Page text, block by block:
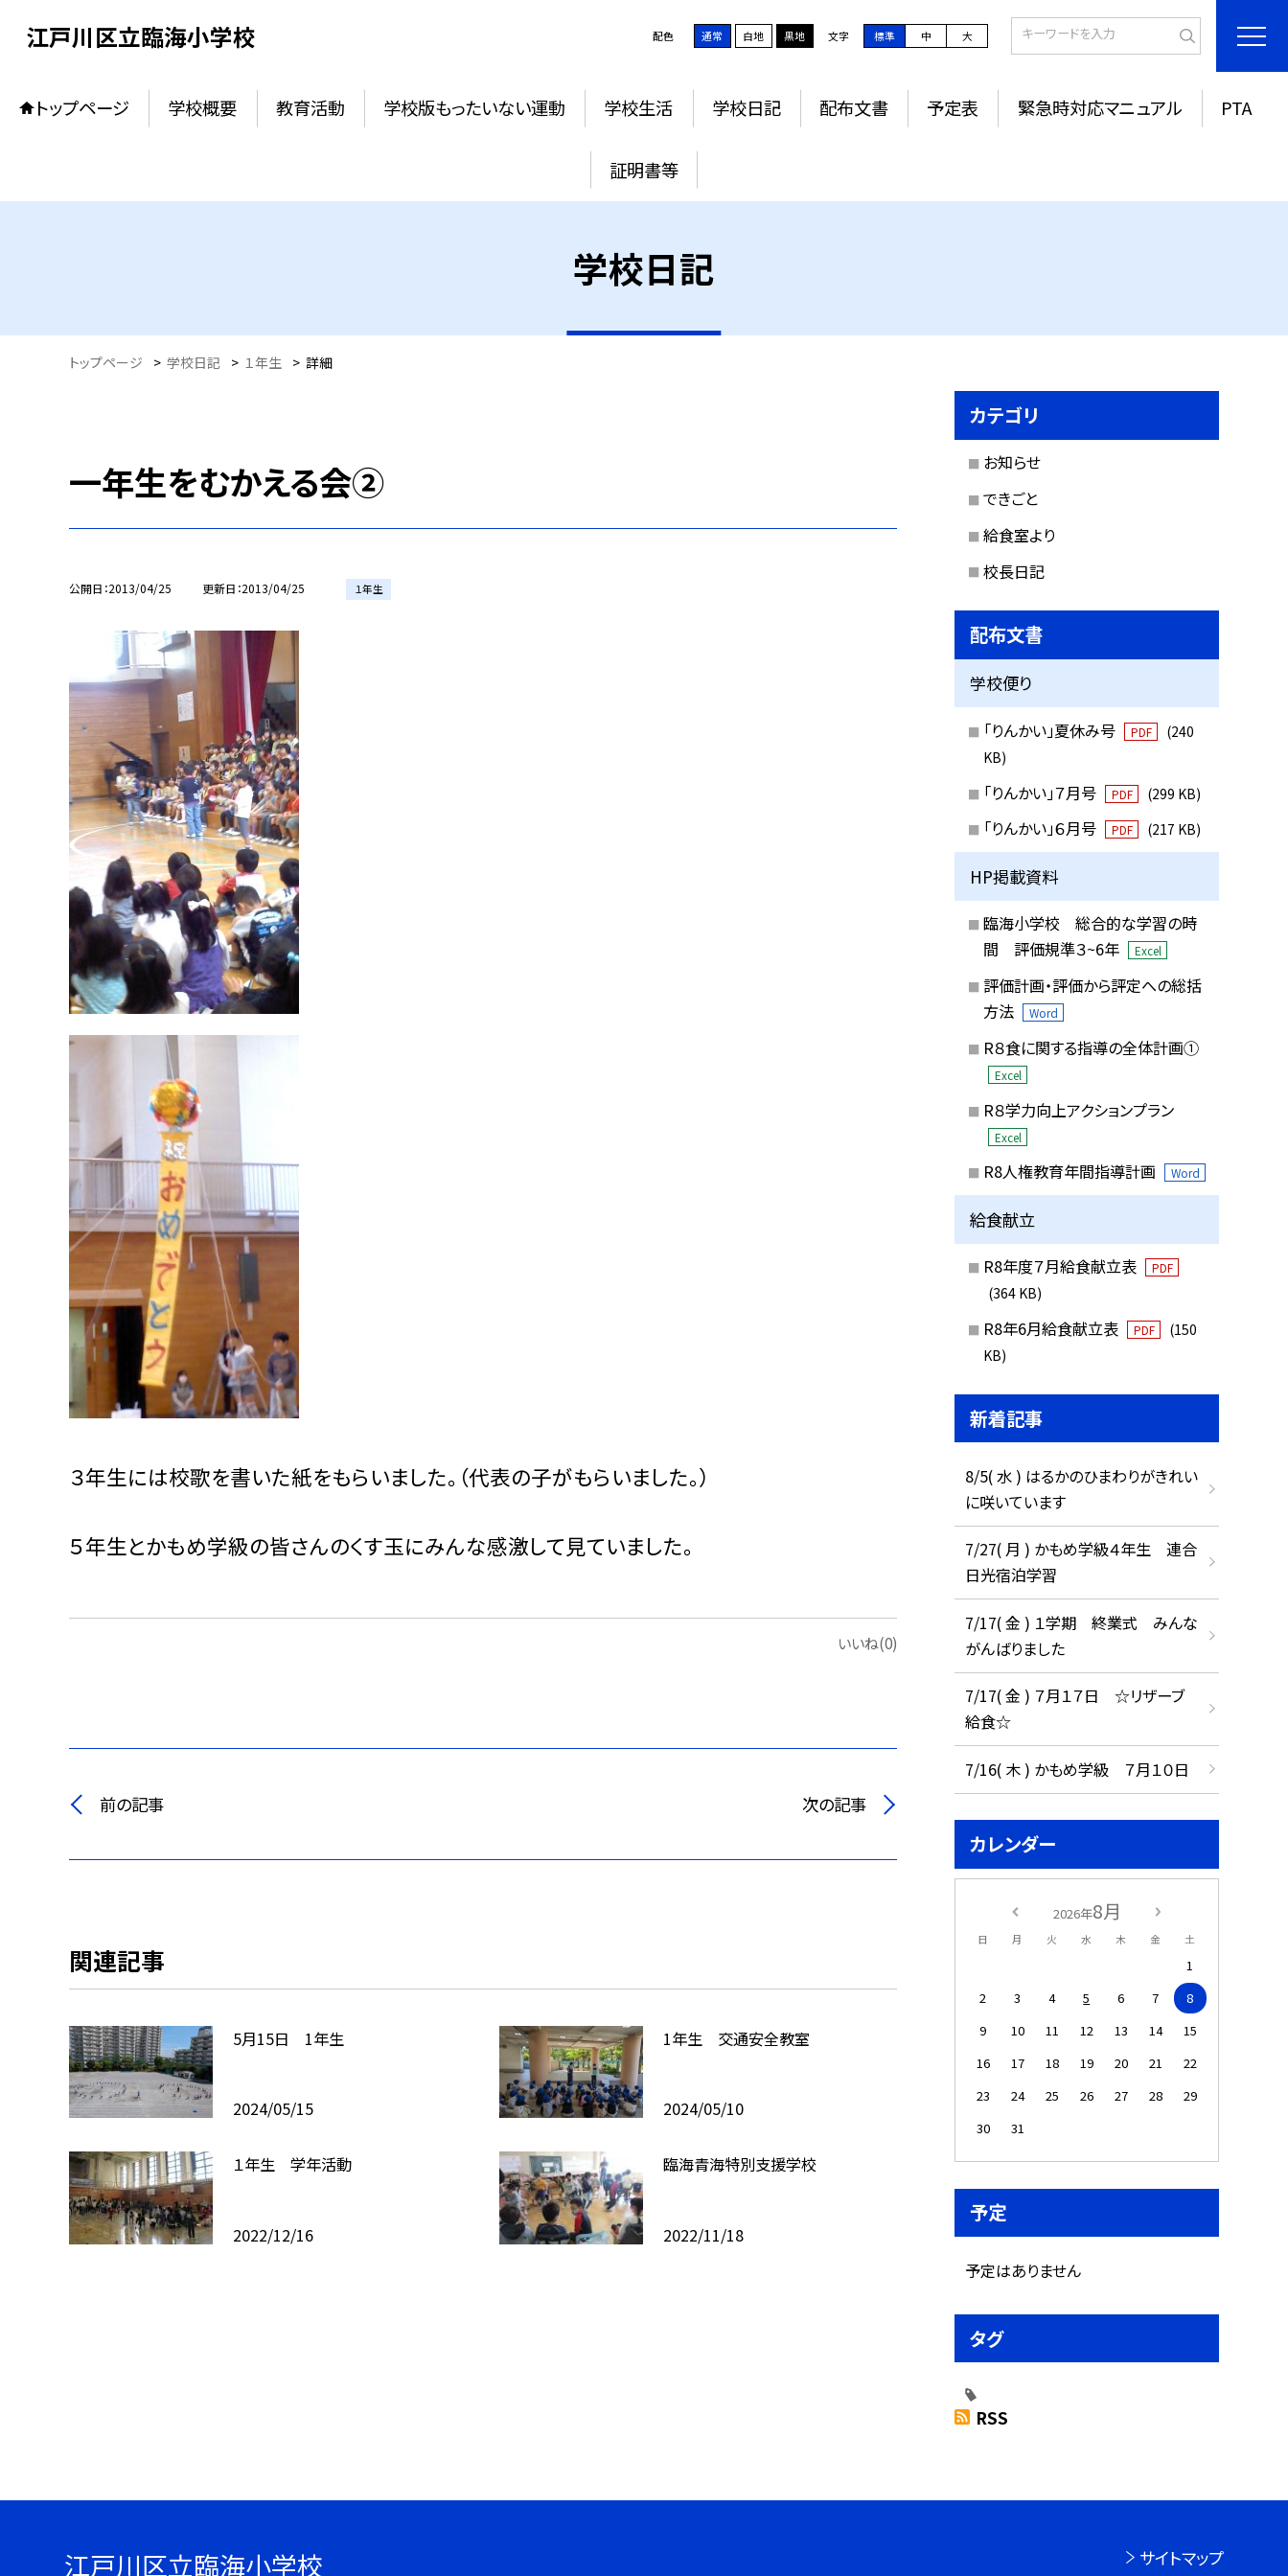
江戸川区立臨海小学校 配色 通常 白地 黒地 文字 標準 中 大
トップページ 学校概要 教育活動 学校版もったいない運動 学校生活 学校日記 配布文書 予定表 緊急時対応マニュアル PTA
証明書等
学校日記
トップページ > 学校日記 > １年生 > 詳細
一年生をむかえる会②
公開日 2013/04/25 更新日 2013/04/25 １年生
３年生には校歌を書いた紙をもらいました。（代表の子がもらいました。）
５年生とかもめ学級の皆さんのくす玉にみんな感激して見ていました。
いいね(0)
前の記事 次の記事
関連記事
5月15日 1年生
2024/05/15
1年生 交通安全教室
2024/05/10
１年生 学年活動
2022/12/16
臨海青海特別支援学校
2022/11/18
カテゴリ
お知らせ
できごと
給食室より
校長日記
配布文書
学校便り
「りんかい」夏休み号 PDF
(240
KB)
「りんかい」７月号 PDF (299 KB)
「りんかい」６月号 PDF (217 KB)
HP掲載資料
臨海小学校 総合的な学習の時
間 評価規準３~6年
Excel
評価計画・評価から評定への総括
方法
Word
R８食に関する指導の全体計画①
Excel
R８学力向上アクションプラン
Excel
R8人権教育年間指導計画 Word
給食献立
R8年度７月給食献立表 PDF
(364 KB)
R8年6月給食献立表 PDF
(150
KB)
新着記事
8/5( 水 ) はるかのひまわりがきれい
に咲いています
7/27( 月 ) かもめ学級４年生 連合
日光宿泊学習
7/17( 金 ) １学期 終業式 みんな
がんばりました
7/17( 金 ) ７月１７日 ☆リザーブ
給食☆
7/16( 木 ) かもめ学級 ７月１０日
カレンダー
2026年8月
日 月 火 水 木 金 土
1
2
3 4 5 6 7
8
9
10 11 12 13 14
15
16
17 18 19 20 21
22
23
24 25 26 27 28
29
30
31
予定
予定はありません
タグ
RSS
江戸川区立臨海小学校 サイトマップ